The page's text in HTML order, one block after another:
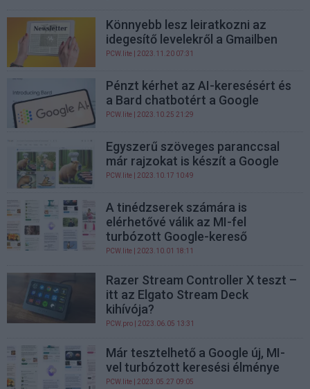
Könnyebb lesz leiratkozni az
idegesítő levelekről a Gmailben
PCW.lite | 2023.11.20 07:31
Pénzt kérhet az AI-keresésért és
a Bard chatbotért a Google
PCW.lite | 2023.10.25 21:29
Egyszerű szöveges paranccsal
már rajzokat is készít a Google
PCW.lite | 2023.10.17 10:49
A tinédzserek számára is
elérhetővé válik az MI-fel
turbózott Google-kereső
PCW.lite | 2023.10.01 18:11
Razer Stream Controller X teszt –
itt az Elgato Stream Deck
kihívója?
PCW.pro | 2023.06.05 13:31
Már tesztelhető a Google új, MI-
vel turbózott keresési élménye
PCW.lite | 2023.05.27 09:05